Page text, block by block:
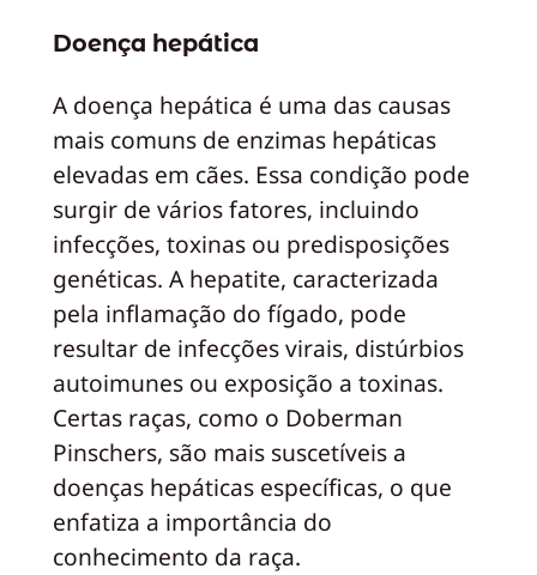
Doença hepática
A doença hepática é uma das causas
mais comuns de enzimas hepáticas
elevadas em cães. Essa condição pode
surgir de vários fatores, incluindo
infecções, toxinas ou predisposições
genéticas. A hepatite, caracterizada
pela inflamação do fígado, pode
resultar de infecções virais, distúrbios
autoimunes ou exposição a toxinas.
Certas raças, como o Doberman
Pinschers, são mais suscetíveis a
doenças hepáticas específicas, o que
enfatiza a importância do
conhecimento da raça.